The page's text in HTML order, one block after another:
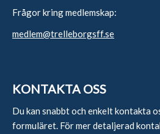
Frågor kring medlemskap:
medlem@trelleborgsff.se
KONTAKTA OSS
Du kan snabbt och enkelt kontakta
formuläret. För mer detaljerad